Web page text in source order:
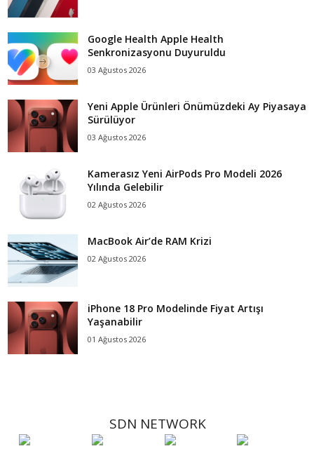
Google Health Apple Health
Senkronizasyonu Duyuruldu
03 Ağustos 2026
Yeni Apple Ürünleri Önümüzdeki Ay Piyasaya
Sürülüyor
03 Ağustos 2026
Kamerasız Yeni AirPods Pro Modeli 2026
Yılında Gelebilir
02 Ağustos 2026
MacBook Air’de RAM Krizi
02 Ağustos 2026
iPhone 18 Pro Modelinde Fiyat Artışı
Yaşanabilir
01 Ağustos 2026
SDN NETWORK